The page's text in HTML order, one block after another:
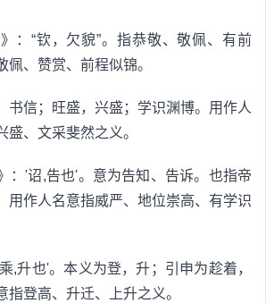
：“钦，欠貌”。指恭敬、敬佩、有前
佩、赞赏、前程似锦。
书信；旺盛，兴盛；学识渊博。用作人
盛、文采斐然之义。
：'诏,告也'。意为告知、告诉。也指帝
用作人名意指威严、地位崇高、有学识
,升也'。本义为登，升；引申为趁着，
指登高、升迁、上升之义。